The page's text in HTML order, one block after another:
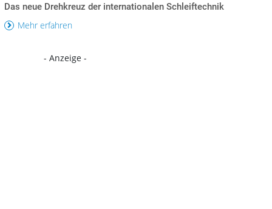
Das neue Drehkreuz der internationalen Schleiftechnik
Mehr erfahren
- Anzeige -